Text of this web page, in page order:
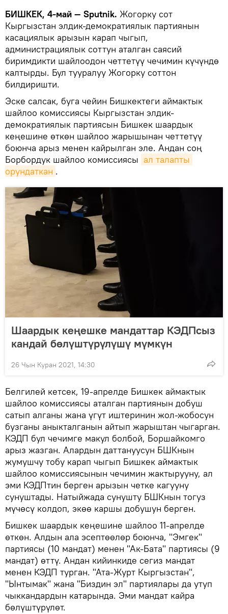
БИШКЕК, 4-май — Sputnik. Жогорку сот
Кыргызстан элдик-демократиялык партиянын
касациялык арызын карап чыгып,
администрациялык соттун аталган саясий
биримдикти шайлоодон четтетүү чечимин күчүндө
калтырды. Бул тууралуу Жогорку соттон
билдиришти.
Эске салсак, буга чейин Бишкектеги аймактык
шайлоо комиссиясы Кыргызстан элдик-
демократиялык партиясын Бишкек шаардык
кеңешине өткөн шайлоо жарышынан четтетүү
боюнча арыз менен кайрылган эле. Андан соң
Борбордук шайлоо комиссиясы ал талапты
орундаткан .
Шаардык кеңешке мандаттар КЭДПсыз
кандай бөлүштүрүлүшү мүмкүн
26 Чын Куран 2021, 14:30
Белгилей кетсек, 19-апрелде Бишкек аймактык
шайлоо комиссиясы аталган партиянын добуш
сатып алганы жана үгүт иштеринин жол-жобосун
бузганы аныкталганын айтып жарыштан чыгарган.
КЭДП бул чечимге макул болбой, Боршайкомго
арыз жазган. Алардын даттануусун БШКнын
жумушчу тобу карап чыгып Бишкек аймактык
шайлоо комиссиясынын чечимин жактырууну, ал
эми КЭДПтин берген арызын четке кагууну
сунуштады. Натыйжада сунушту БШКнын тогуз
мүчөсү колдоп, экөө каршы добушун берген.
Бишкек шаардык кеңешине шайлоо 11-апрелде
өткөн. Алдын ала эсептөөлөр боюнча, "Эмгек"
партиясы (10 мандат) менен "Ак-Бата" партиясы (9
мандат) өттү. Андан кийинкиде сегиз мандат
менен КЭДП турган. "Ата-Журт Кыргызстан",
"Ынтымак" жана "Биздин эл" партиялары да утуп
чыккандардын катарында. Эми мандат кайра
бөлүштүрүлөт.